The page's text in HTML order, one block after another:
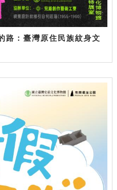
路：臺灣原住民族紋身文